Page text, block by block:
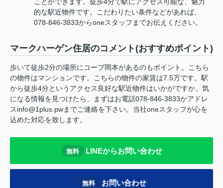
ことができます。徒歩4分で駅にアクセス可能な、魅力
的な駅近物件です。こだわりたい条件などがあれば、
078-846-3833からoneスタッフまでお伝えください。
マークハーゲン住居のコメント(おすすめポイント)
歩いて徒歩2分の場所にコープ岡本があるのもポイント。こちら
の物件はマンションです。こちらの物件の家賃は7.5万です。駅
から徒歩4分というアクセス良好な駅近物件はいかがですか。気
になる情報を見つけたら、まずはお電話078-846-3833かアドレ
スinfo@1plus.pwまでご連絡を下さい。当社oneスタッフが心を
込めた対応を致します。
無料 LINEからお問い合わせ
無料 お問い合わせ